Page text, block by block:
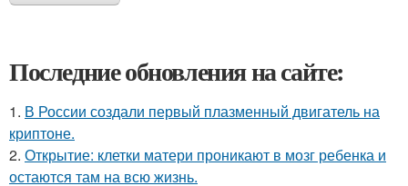
Последние обновления на сайте:
1. В России создали первый плазменный двигатель на
криптоне.
2. Открытие: клетки матери проникают в мозг ребенка и
остаются там на всю жизнь.